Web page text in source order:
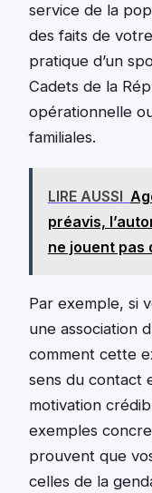
service de la
des faits de
pratique d’un
Cadets de la
opérationnelle
familiales.
LIRE AUSSI
préavis,
ne jouent pas
Par exemple, si
une association
comment cette
sens du contact
motivation
exemples
prouvent que
celles de la